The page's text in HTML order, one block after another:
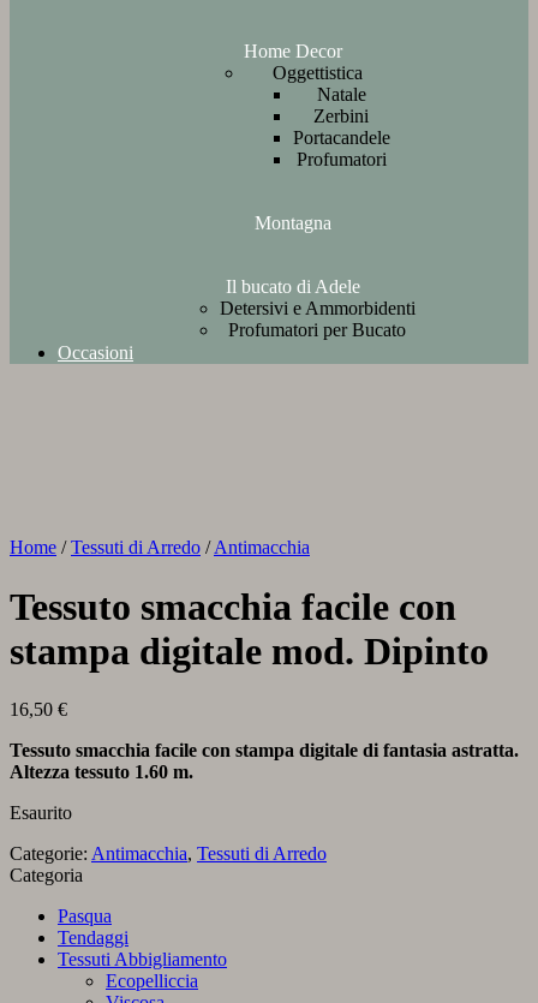
Home Decor
Oggettistica
Natale
Zerbini
Portacandele
Profumatori
Montagna
Il bucato di Adele
Detersivi e Ammorbidenti
Profumatori per Bucato
Occasioni
Home / Tessuti di Arredo / Antimacchia
Tessuto smacchia facile con
stampa digitale mod. Dipinto
16,50 €
Tessuto smacchia facile con stampa digitale di fantasia astratta.
Altezza tessuto 1.60 m.
Esaurito
Categorie: Antimacchia, Tessuti di Arredo
Categoria
Pasqua
Tendaggi
Tessuti Abbigliamento
Ecopelliccia